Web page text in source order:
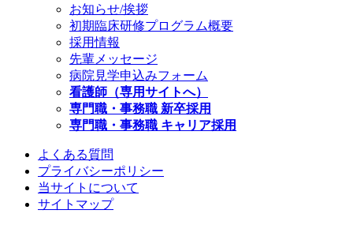
お知らせ/挨拶
初期臨床研修プログラム概要
採用情報
先輩メッセージ
病院見学申込みフォーム
看護師（専用サイトへ）
専門職・事務職 新卒採用
専門職・事務職 キャリア採用
よくある質問
プライバシーポリシー
当サイトについて
サイトマップ